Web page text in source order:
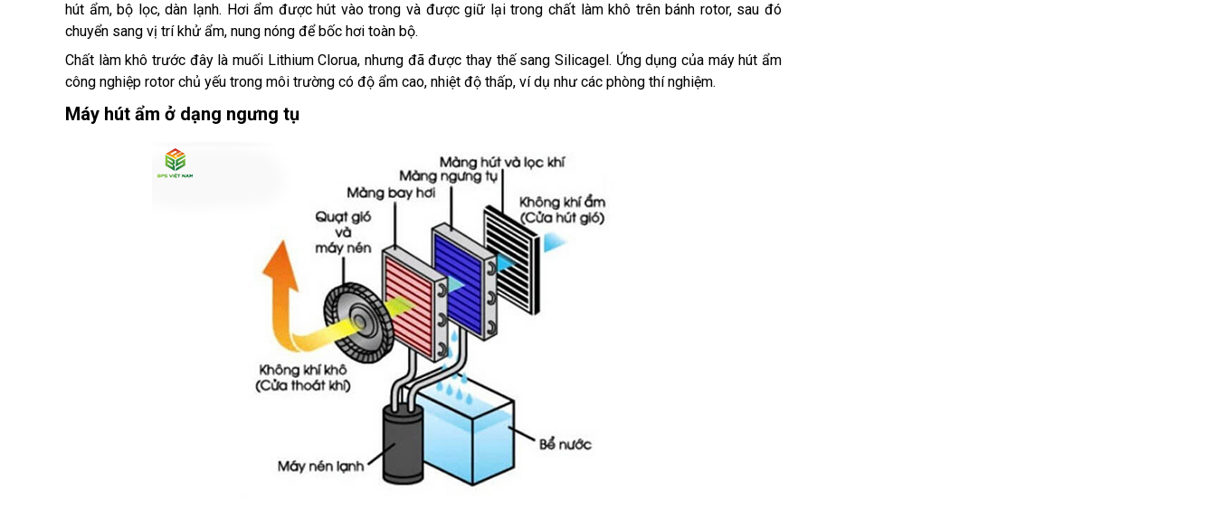
hút ẩm, bộ lọc, dàn lạnh. Hơi ẩm được hút vào trong và được giữ lại trong chất làm khô trên bánh rotor, sau đó
chuyển sang vị trí khử ẩm, nung nóng để bốc hơi toàn bộ.
Chất làm khô trước đây là muối Lithium Clorua, nhưng đã được thay thế sang Silicagel. Ứng dụng của máy hút ẩm
công nghiệp rotor chủ yếu trong môi trường có độ ẩm cao, nhiệt độ thấp, ví dụ như các phòng thí nghiệm.
Máy hút ẩm ở dạng ngưng tụ